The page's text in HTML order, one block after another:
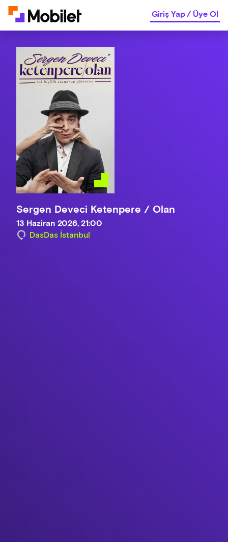
Giriş Yap/Üye Ol
Sergen Deveci Ketenpere / Olan
13 Haziran 2026, 21:00
DasDas İstanbul